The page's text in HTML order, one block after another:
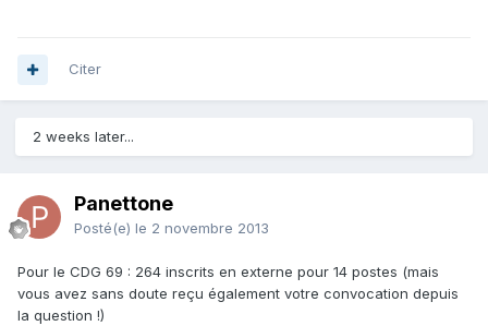
Citer
2 weeks later...
Panettone
Posté(e) le 2 novembre 2013
Pour le CDG 69 : 264 inscrits en externe pour 14 postes (mais
vous avez sans doute reçu également votre convocation depuis
la question !)